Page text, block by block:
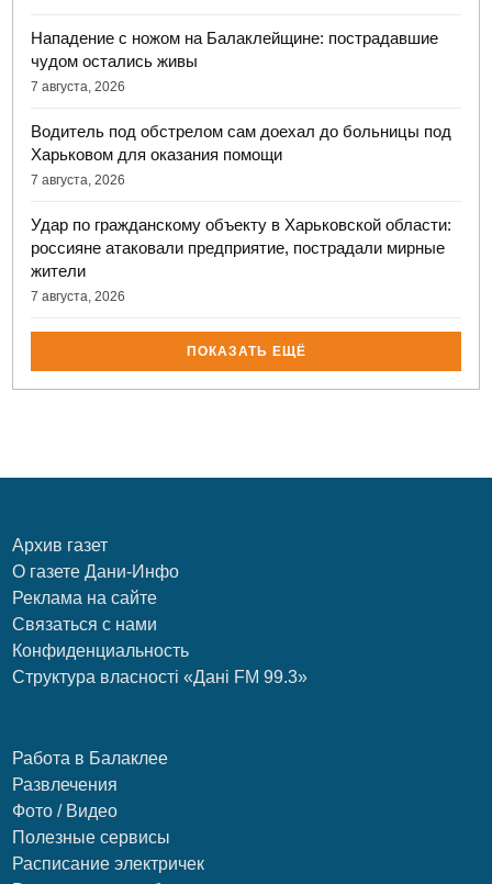
Нападение с ножом на Балаклейщине: пострадавшие
чудом остались живы
7 августа, 2026
Водитель под обстрелом сам доехал до больницы под
Харьковом для оказания помощи
7 августа, 2026
Удар по гражданскому объекту в Харьковской области:
россияне атаковали предприятие, пострадали мирные
жители
7 августа, 2026
ПОКАЗАТЬ ЕЩЁ
Архив газет
О газете Дани-Инфо
Реклама на сайте
Связаться с нами
Конфиденциальность
Структура власності «Дані FM 99.3»
Работа в Балаклее
Развлечения
Фото / Видео
Полезные сервисы
Расписание электричек